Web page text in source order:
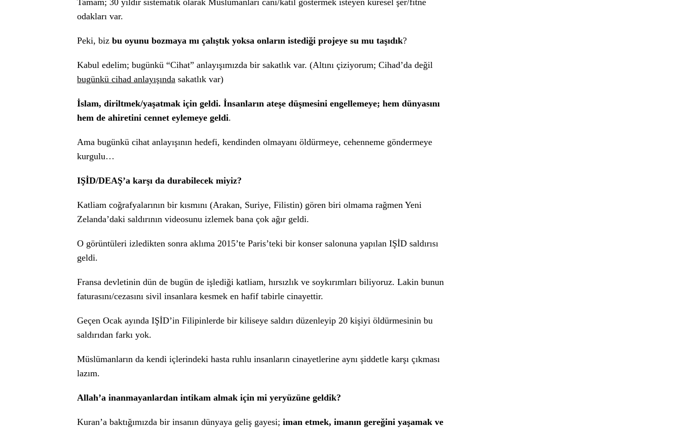
Tamam; 30 yıldır sistematik olarak Müslümanları cani/katil göstermek isteyen küresel şer/fitne
odakları var.
Peki, biz bu oyunu bozmaya mı çalıştık yoksa onların istediği projeye su mu taşıdık?
Kabul edelim; bugünkü “Cihat” anlayışımızda bir sakatlık var. (Altını çiziyorum; Cihad’da değil
bugünkü cihad anlayışında sakatlık var)
İslam, diriltmek/yaşatmak için geldi. İnsanların ateşe düşmesini engellemeye; hem dünyasını
hem de ahiretini cennet eylemeye geldi.
Ama bugünkü cihat anlayışının hedefi, kendinden olmayanı öldürmeye, cehenneme göndermeye
kurgulu…
IŞİD/DEAŞ’a karşı da durabilecek miyiz?
Katliam coğrafyalarının bir kısmını (Arakan, Suriye, Filistin) gören biri olmama rağmen Yeni
Zelanda’daki saldırının videosunu izlemek bana çok ağır geldi.
O görüntüleri izledikten sonra aklıma 2015’te Paris’teki bir konser salonuna yapılan IŞİD saldırısı
geldi.
Fransa devletinin dün de bugün de işlediği katliam, hırsızlık ve soykırımları biliyoruz. Lakin bunun
faturasını/cezasını sivil insanlara kesmek en hafif tabirle cinayettir.
Geçen Ocak ayında IŞİD’in Filipinlerde bir kiliseye saldırı düzenleyip 20 kişiyi öldürmesinin bu
saldırıdan farkı yok.
Müslümanların da kendi içlerindeki hasta ruhlu insanların cinayetlerine aynı şiddetle karşı çıkması
lazım.
Allah’a inanmayanlardan intikam almak için mi yeryüzüne geldik?
Kuran’a baktığımızda bir insanın dünyaya geliş gayesi; iman etmek, imanın gereğini yaşamak ve